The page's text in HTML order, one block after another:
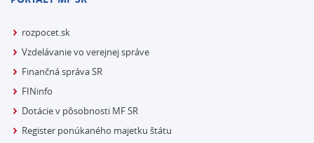
rozpocet.sk
Vzdelávanie vo verejnej správe
Finančná správa SR
FINinfo
Dotácie v pôsobnosti MF SR
Register ponúkaného majetku štátu